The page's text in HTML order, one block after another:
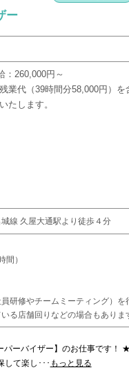
ー
：260,000円～
業代（39時間分58,000円）を
たします。
線 久屋大通駅より徒歩４分
間）
研修やチームミーティング）を
る店舗回りなどの場合もありま
パーバイザー】のお仕事です
て楽し･･･ もっと見る